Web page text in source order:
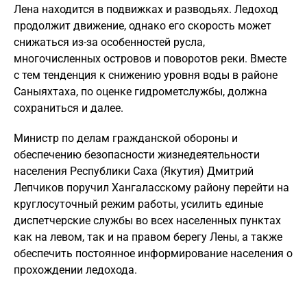
Лена находится в подвижках и разводьях. Ледоход
продолжит движение, однако его скорость может
снижаться из-за особенностей русла,
многочисленных островов и поворотов реки. Вместе
с тем тенденция к снижению уровня воды в районе
Саныяхтаха, по оценке гидрометслужбы, должна
сохраниться и далее.
Министр по делам гражданской обороны и
обеспечению безопасности жизнедеятельности
населения Республики Саха (Якутия) Дмитрий
Лепчиков поручил Хангаласскому району перейти на
круглосуточный режим работы, усилить единые
диспетчерские службы во всех населенных пунктах
как на левом, так и на правом берегу Лены, а также
обеспечить постоянное информирование населения о
прохождении ледохода.